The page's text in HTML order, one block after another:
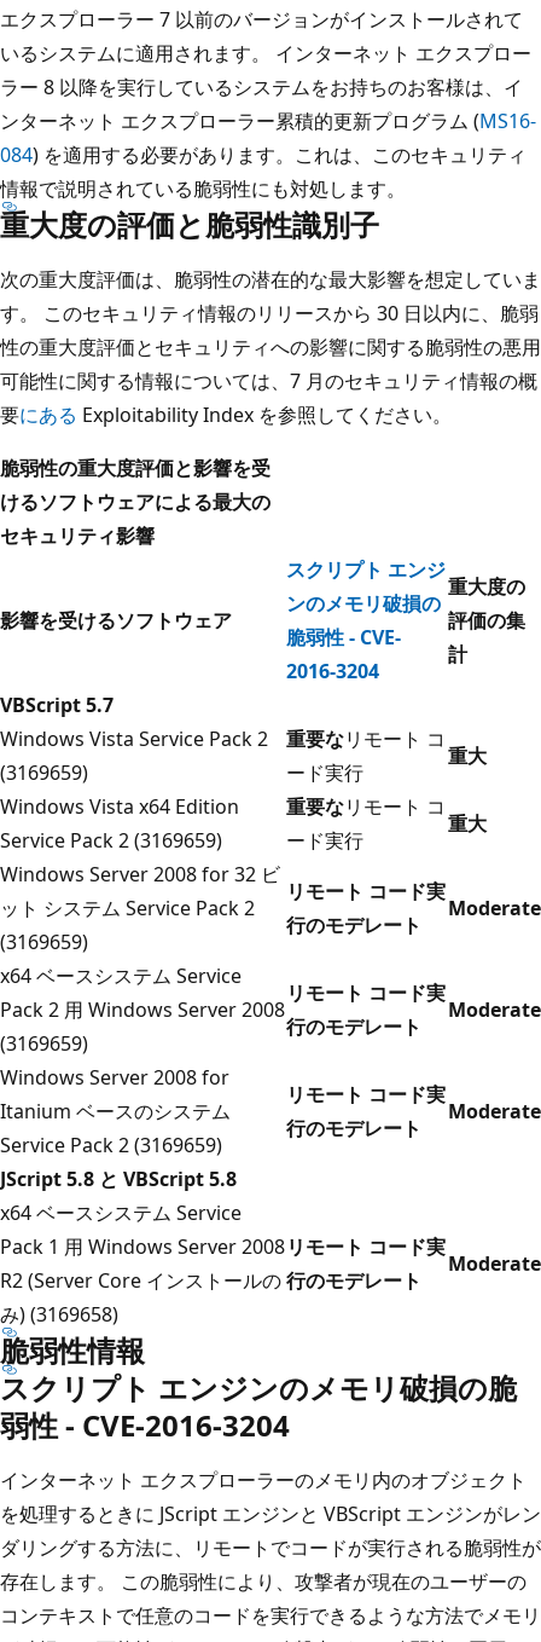
エクスプローラー 7 以前のバージョンがインストールされて
いるシステムに適用されます。 インターネット エクスプロー
ラー 8 以降を実行しているシステムをお持ちのお客様は、イ
ンターネット エクスプローラー累積的更新プログラム (MS16-
084) を適用する必要があります。これは、このセキュリティ
情報で説明されている脆弱性にも対処します。
重大度の評価と脆弱性識別子
次の重大度評価は、脆弱性の潜在的な最大影響を想定していま
す。 このセキュリティ情報のリリースから 30 日以内に、脆弱
性の重大度評価とセキュリティへの影響に関する脆弱性の悪用
可能性に関する情報については、7 月のセキュリティ情報の概
要にある Exploitability Index を参照してください。
脆弱性の重大度評価と影響を受
けるソフトウェアによる最大の
セキュリティ影響
影響を受けるソフトウェア
スクリプト エンジ
ンのメモリ破損の
脆弱性 - CVE-
2016-3204
重大度の
評価の集
計
VBScript 5.7
Windows Vista Service Pack 2
(3169659)
重要なリモート コ
ード実行
重大
Windows Vista x64 Edition
Service Pack 2 (3169659)
重要なリモート コ
ード実行
重大
Windows Server 2008 for 32 ビ
ット システム Service Pack 2
(3169659)
リモート コード実
行のモデレート
Moderate
x64 ベースシステム Service
Pack 2 用 Windows Server 2008
(3169659)
リモート コード実
行のモデレート
Moderate
Windows Server 2008 for
Itanium ベースのシステム
Service Pack 2 (3169659)
リモート コード実
行のモデレート
Moderate
JScript 5.8 と VBScript 5.8
x64 ベースシステム Service
Pack 1 用 Windows Server 2008
R2 (Server Core インストールの
み) (3169658)
リモート コード実
行のモデレート
Moderate
脆弱性情報
スクリプト エンジンのメモリ破損の脆
弱性 - CVE-2016-3204
インターネット エクスプローラーのメモリ内のオブジェクト
を処理するときに JScript エンジンと VBScript エンジンがレン
ダリングする方法に、リモートでコードが実行される脆弱性が
存在します。 この脆弱性により、攻撃者が現在のユーザーの
コンテキストで任意のコードを実行できるような方法でメモリ